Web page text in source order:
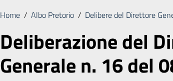
Home / Albo Pretorio / Delibere del Direttore
Deliberazione del
Generale n. 16 del